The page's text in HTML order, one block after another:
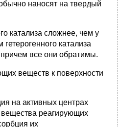
наносят на твердый
катализа сложнее, чем у
катализа
причем все они обратимы.
веществ к поверхности
на активных центрах
вещества реагирующих
их